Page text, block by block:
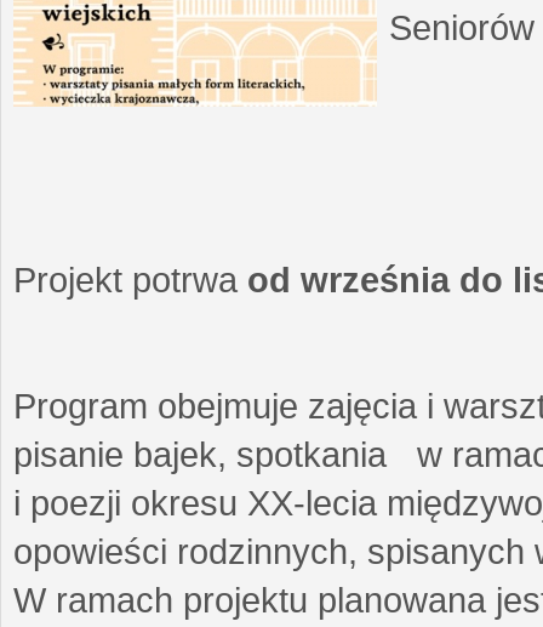
Projekt potrwa od września do
Program obejmuje zajęcia i
pisanie bajek, spotkania w
i poezji okresu XX-lecia
opowieści rodzinnych,
W ramach projektu planowana